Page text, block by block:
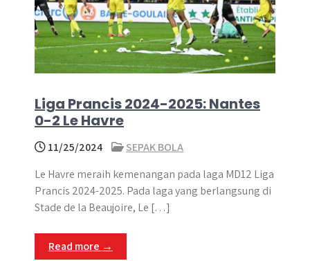
Liga Prancis 2024-2025: Nantes
0-2 Le Havre
11/25/2024
SEPAK BOLA
Le Havre meraih kemenangan pada laga MD12 Liga
Prancis 2024-2025. Pada laga yang berlangsung di
Stade de la Beaujoire, Le […]
Read more →